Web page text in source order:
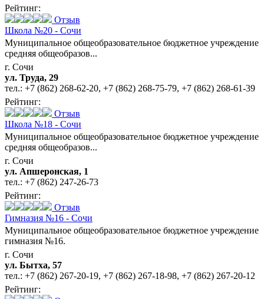
Рейтинг:
Отзыв
Школа №20 - Сочи
Муниципальное общеобразовательное бюджетное учреждение
средняя общеобразов...
г. Сочи
ул. Труда, 29
тел.: +7 (862) 268-62-20, +7 (862) 268-75-79, +7 (862) 268-61-39
Рейтинг:
Отзыв
Школа №18 - Сочи
Муниципальное общеобразовательное бюджетное учреждение
средняя общеобразов...
г. Сочи
ул. Апшеронская, 1
тел.: +7 (862) 247-26-73
Рейтинг:
Отзыв
Гимназия №16 - Сочи
Муниципальное общеобразовательное бюджетное учреждение
гимназия №16.
г. Сочи
ул. Бытха, 57
тел.: +7 (862) 267-20-19, +7 (862) 267-18-98, +7 (862) 267-20-12
Рейтинг: